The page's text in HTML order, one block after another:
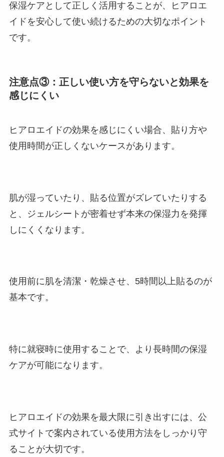
保湿ケアとして正しく活用することが、ヒアロエ
イドを安心して使い続けるための大切なポイント
です。
注意点③：正しい使い方を守らないと効果を
感じにくい
ヒアロエイドの効果を感じにくい場合、貼り方や
使用時間が正しくないケースがあります。
肌が湿っていたり、貼る位置がズレていたりする
と、ジェルシートが密着せず本来の保湿力を発揮
しにくくなります。
使用前に肌を清潔・乾燥させ、5時間以上貼るのが
基本です。
特に就寝時に使用することで、より長時間の保湿
ケアが可能になります。
ヒアロエイドの効果を最大限に引き出すには、公
式サイトで案内されている使用方法をしっかり守
ることが大切です。